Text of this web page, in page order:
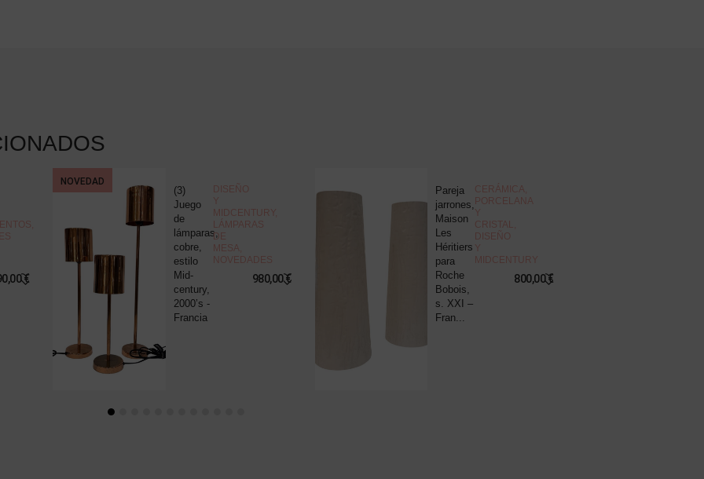
,
€
NOVEDAD
(3)
Juego
de
lámparas,
cobre,
estilo
Mid-
century,
2000’s -
Francia
DISEÑO
Y
MIDCENTURY,
LÁMPARAS
DE
MESA,
NOVEDADES
980,00€
Pareja
jarrones,
Maison
Les
Héritiers
para
Roche
Bobois,
s. XXI –
Fran...
CERÁMICA,
PORCELANA
Y
CRISTAL,
DISEÑO
Y
MIDCENTURY
800,00€